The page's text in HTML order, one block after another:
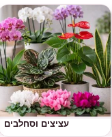
עציצים וסחלבים